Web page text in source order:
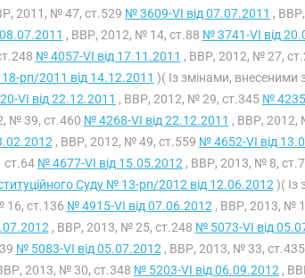
2011, № 47, ст.529 № 3609-VI від 07.07.2011 ,
08.07.2011 , ВВР, 2012, № 14, ст.88 № 3741-VI від
№ 4057-VI від 17.11.2011 , ВВР, 2012, № 27,
рп/2011 від 14.12.2011 )( Із змінами, внесеними
VI від 22.12.2011 , ВВР, 2012, № 29, ст.345 №
№ 39, ст.460 № 4268-VI від 22.12.2011 , ВВР, 2012,
, ВВР, 2012, № 49, ст.559 № 4652-VI від
ст.64 № 4677-VI від 15.05.2012 , ВВР, 2013, № 8,
Суду № 13-рп/2012 від 12.06.2012 )( Із
16, ст.136 № 4915-VI від 07.06.2012 , ВВР, 2013, №
, ВВР, 2013, № 25, ст.248 № 5073-VI від
№ 5083-VI від 05.07.2012 , ВВР, 2013, № 33, ст.435
2013, № 30, ст.348 № 5203-VI від 06.09.2012 ,